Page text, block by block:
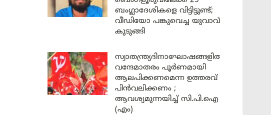
ബംഗ്ലാദേശികളെ വിട്ടിട്ടുണ്ട്;
വീഡിയോ പങ്കുവെച്ച യുവാവ്
കുടുങ്ങി
സ്വാതന്ത്ര്യദിനാഘോഷങ്ങളിൽ
വന്ദേമാതരം പൂർണമായി
ആലപിക്കണമെന്ന ഉത്തരവ്
പിൻവലിക്കണം ;
ആവശ്യമുന്നയിച്ച് സി.പി.ഐ
(എം)